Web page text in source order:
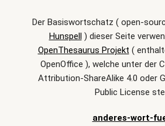
Der Basiswortschatz ( open-
Hunspell) dieser Seite
OpenThesaurus Projekt (
OpenOffice ), welche unter der
Attribution-ShareAlike 4.0 oder
Public License
anderes-wort-